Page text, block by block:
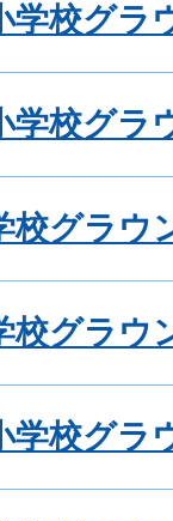
学校グラ
学校グラ
校グラウ
校グラウ
学校グラ